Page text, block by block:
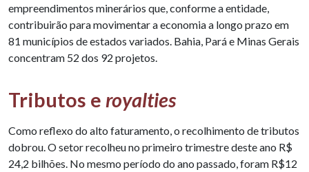
empreendimentos minerários que, conforme a entidade,
contribuirão para movimentar a economia a longo prazo em
81 municípios de estados variados. Bahia, Pará e Minas Gerais
concentram 52 dos 92 projetos.
Tributos e royalties
Como reflexo do alto faturamento, o recolhimento de tributos
dobrou. O setor recolheu no primeiro trimestre deste ano R$
24,2 bilhões. No mesmo período do ano passado, foram R$12